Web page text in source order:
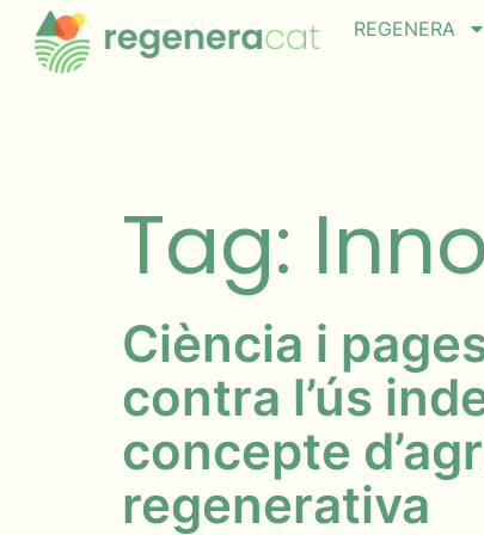
REGENERA
Tag:
Ciència i
contra l’ús
concepte
regenerativa